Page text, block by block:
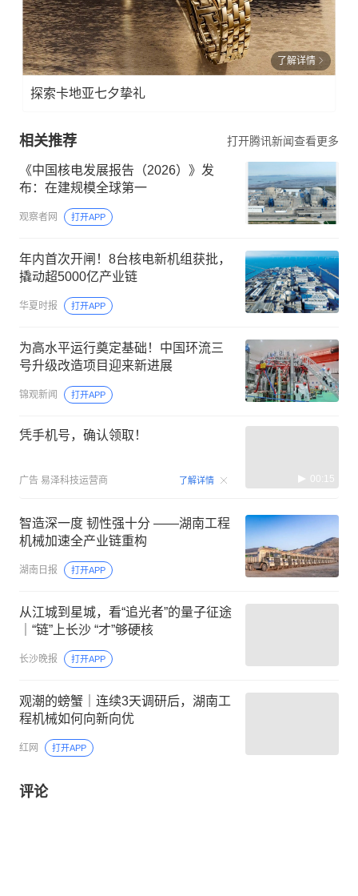
了解详情
探索卡地亚七夕挚礼
相关推荐 打开腾讯新闻查看更多
《中国核电发展报告（2026）》发
布：在建规模全球第一
观察者网 打开APP
年内首次开闸！8台核电新机组获批，
撬动超5000亿产业链
华夏时报 打开APP
为高水平运行奠定基础！中国环流三
号升级改造项目迎来新进展
锦观新闻 打开APP
凭手机号，确认领取！
广告 易泽科技运营商 了解详情 00:15
智造深一度 韧性强十分 ——湖南工程
机械加速全产业链重构
湖南日报 打开APP
从江城到星城，看“追光者”的量子征途
｜“链”上长沙 “才”够硬核
长沙晚报 打开APP
观潮的螃蟹｜连续3天调研后，湖南工
程机械如何向新向优
红网 打开APP
评论